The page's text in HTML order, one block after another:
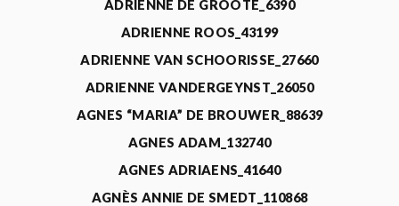
ADRIENNE DE GROOTE_6390
ADRIENNE ROOS_43199
ADRIENNE VAN SCHOORISSE_27660
ADRIENNE VANDERGEYNST_26050
AGNES “MARIA” DE BROUWER_88639
AGNES ADAM_132740
AGNES ADRIAENS_41640
AGNÈS ANNIE DE SMEDT_110868